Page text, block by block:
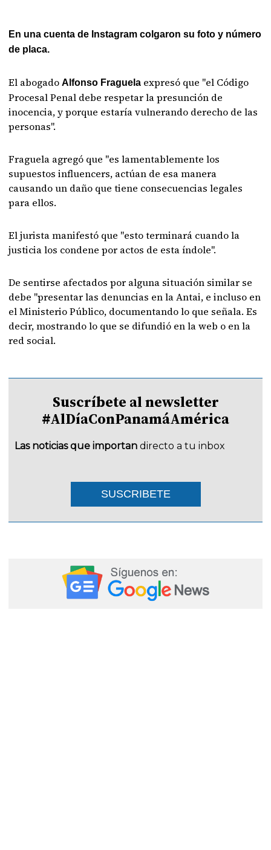
En una cuenta de Instagram colgaron su foto y número
de placa.
El abogadoAlfonso Fraguela expresó que "el Código
Procesal Penal debe respetar la presunción de
inocencia, y porque estaría vulnerando derecho de las
personas".
Fraguela agregó que "es lamentablemente los
supuestos influencers, actúan de esa manera
causando un daño que tiene consecuencias legales
para ellos.
El jurista manifestó que "esto terminará cuando la
justicia los condene por actos de esta índole".
De sentirse afectados por alguna situación similar se
debe "presentar las denuncias en la Antai, e incluso en
el Ministerio Público, documentando lo que señala. Es
decir, mostrando lo que se difundió en la web o en la
red social.
Suscríbete al newsletter
#AlDíaConPanamáAmérica
Las noticias que importan directo a tu inbox
SUSCRIBETE